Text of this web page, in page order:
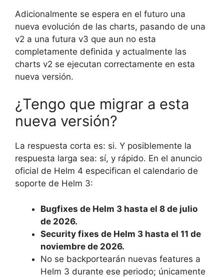
Adicionalmente se espera en el futuro una
nueva evolución de las charts, pasando de una
v2 a una futura v3 que aun no esta
completamente definida y actualmente las
charts v2 se ejecutan correctamente en esta
nueva versión.
¿Tengo que migrar a esta
nueva versión?
La respuesta corta es: si. Y posiblemente la
respuesta larga sea: sí, y rápido. En el anuncio
oficial de Helm 4 especifican el calendario de
soporte de Helm 3:
Bugfixes de Helm 3 hasta el 8 de julio
de 2026.
Security fixes de Helm 3 hasta el 11 de
noviembre de 2026.
No se backportearán nuevas features a
Helm 3 durante ese periodo; únicamente